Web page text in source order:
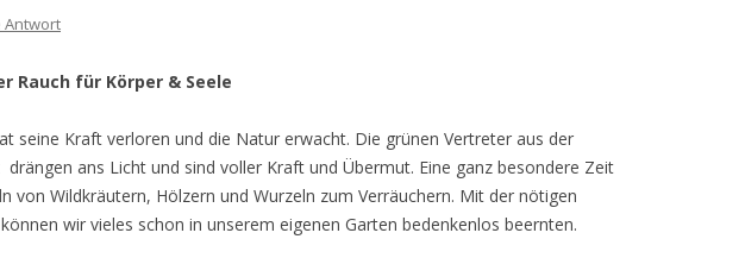
Antwort
Rauch für Körper & Seele
seine Kraft verloren und die Natur erwacht. Die grünen Vertreter aus der
ans Licht und sind voller Kraft und Übermut. Eine ganz besondere Zeit
von Wildkräutern, Hölzern und Wurzeln zum Verräuchern. Mit der nötigen
wir vieles schon in unserem eigenen Garten bedenkenlos beernten.